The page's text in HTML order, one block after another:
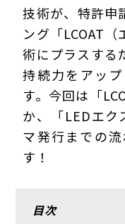
技術が、特許申
ング「LCOAT
術にプラスする
持続力をアッ
す。今回は「
か、「LEDエク
マ発行までの
す！
目次